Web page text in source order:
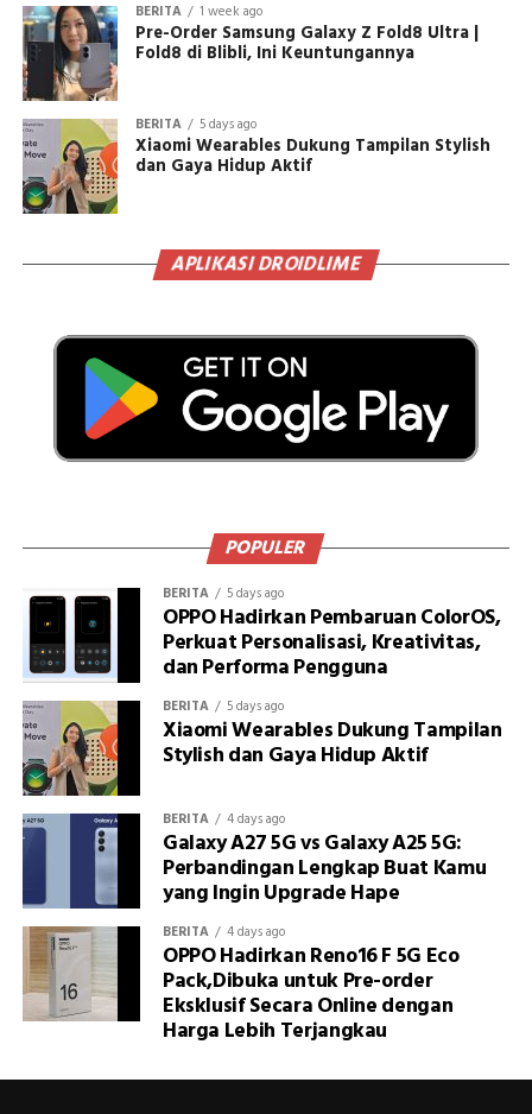
BERITA 1 week ago
Pre-Order Samsung Galaxy Z Fold8 Ultra |
Fold8 di Blibli, Ini Keuntungannya
BERITA 5 days ago
Xiaomi Wearables Dukung Tampilan Stylish
dan Gaya Hidup Aktif
APLIKASI DROIDLIME
POPULER
BERITA 5 days ago
OPPO Hadirkan Pembaruan ColorOS,
Perkuat Personalisasi, Kreativitas,
dan Performa Pengguna
BERITA 5 days ago
Xiaomi Wearables Dukung Tampilan
Stylish dan Gaya Hidup Aktif
BERITA 4 days ago
Galaxy A27 5G vs Galaxy A25 5G:
Perbandingan Lengkap Buat Kamu
yang Ingin Upgrade Hape
BERITA 4 days ago
OPPO Hadirkan Reno16 F 5G Eco
Pack,Dibuka untuk Pre-order
Eksklusif Secara Online dengan
Harga Lebih Terjangkau